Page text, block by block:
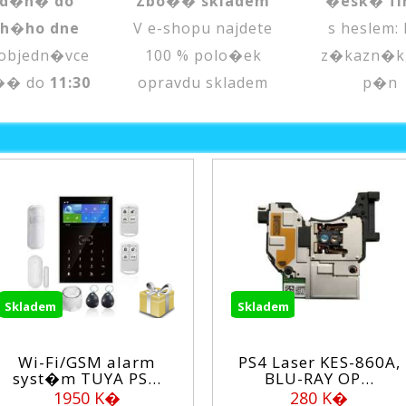
dne
do 11:30
V e-shopu najdete
100 % polo�ek
opravdu skladem
s
p�n
alarm
PS...
Skladem
PS4 Laser KES-860A,
BLU-RAY OP...